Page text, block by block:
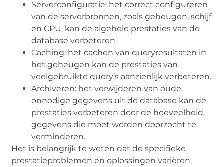
Serverconfiguratie: het correct configureren
van de serverbronnen, zoals geheugen, schijf
en CPU, kan de algehele prestaties van de
database verbeteren.
Caching: het cachen van queryresultaten in
het geheugen kan de prestaties van
veelgebruikte query’s aanzienlijk verbeteren.
Archiveren: het verwijderen van oude,
onnodige gegevens uit de database kan de
prestaties verbeteren door de hoeveelheid
gegevens die moet worden doorzocht te
verminderen.
Het is belangrijk te weten dat de specifieke
prestatieproblemen en oplossingen variëren,